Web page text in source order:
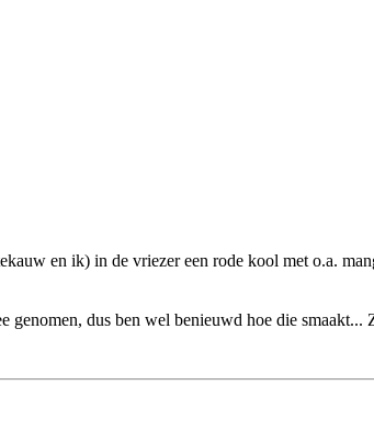
en ik) in de vriezer een rode kool met o.a.
dus ben wel benieuwd hoe die smaakt...